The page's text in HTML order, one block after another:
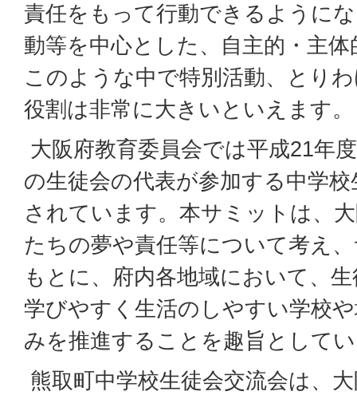
責任をもって行動できるように
動等を中心とした、自主的・主
このような中で特別活動、とり
役割は非常に大きいといえます。
大阪府教育委員会では平成21年
の生徒会の代表が参加する中学
されています。本サミットは、
たちの夢や責任等について考え
もとに、府内各地域において、
学びやすく生活のしやすい学校
みを推進することを趣旨として
熊取町中学校生徒会交流会は、